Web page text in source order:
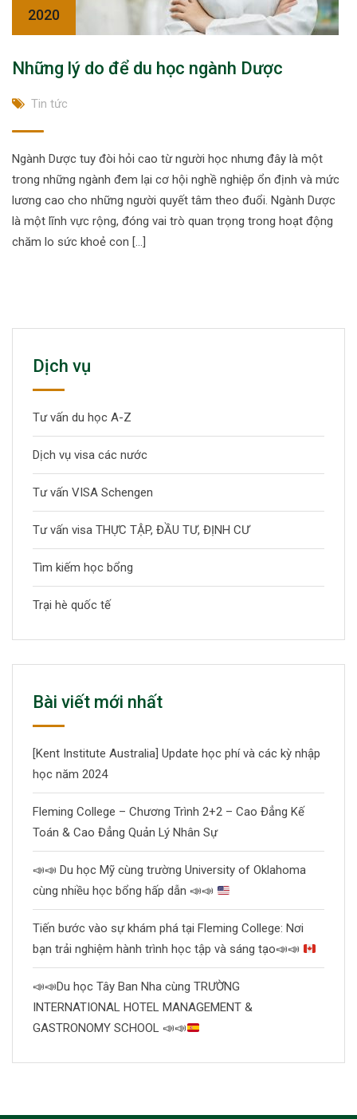
2020
Những lý do để du học ngành Dược
Tin tức
Ngành Dược tuy đòi hỏi cao từ người học nhưng đây là một
trong những ngành đem lại cơ hội nghề nghiệp ổn định và mức
lương cao cho những người quyết tâm theo đuổi. Ngành Dược
là một lĩnh vực rộng, đóng vai trò quan trọng trong hoạt động
chăm lo sức khoẻ con […]
Dịch vụ
Tư vấn du học A-Z
Dịch vụ visa các nước
Tư vấn VISA Schengen
Tư vấn visa THỰC TẬP, ĐẦU TƯ, ĐỊNH CƯ
Tìm kiếm học bổng
Trại hè quốc tế
Bài viết mới nhất
[Kent Institute Australia] Update học phí và các kỳ nhập
học năm 2024
Fleming College – Chương Trình 2+2 – Cao Đẳng Kế
Toán & Cao Đẳng Quản Lý Nhân Sự
📣📣 Du học Mỹ cùng trường University of Oklahoma
cùng nhiều học bổng hấp dẫn 📣📣
Tiến bước vào sự khám phá tại Fleming College: Nơi
bạn trải nghiệm hành trình học tập và sáng tạo📣📣
📣📣Du học Tây Ban Nha cùng TRƯỜNG
INTERNATIONAL HOTEL MANAGEMENT &
GASTRONOMY SCHOOL 📣📣